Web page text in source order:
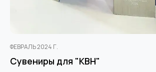
ФЕВРАЛЬ 2024 Г.
Сувениры для "КВН"